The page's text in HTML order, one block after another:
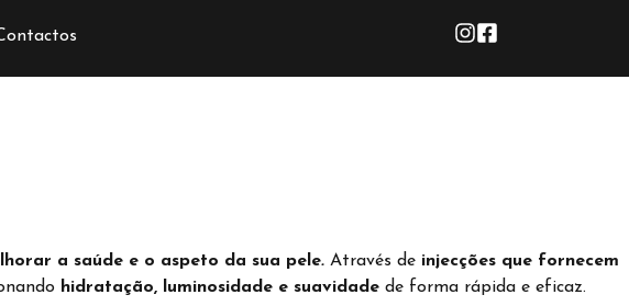
a saúde e o aspeto da sua pele. Através de injecções que fornecem
hidratação, luminosidade e suavidade de forma rápida e eficaz.